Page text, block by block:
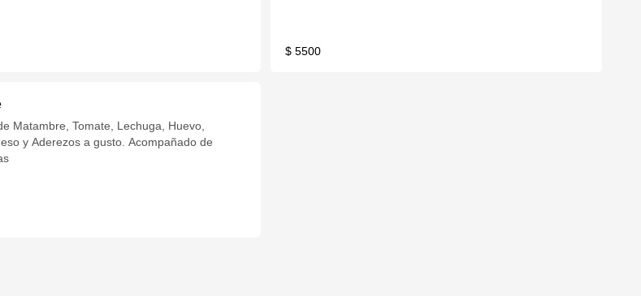
$ 5500
Matambre, Tomate, Lechuga, Huevo,
y Aderezos a gusto. Acompañado de